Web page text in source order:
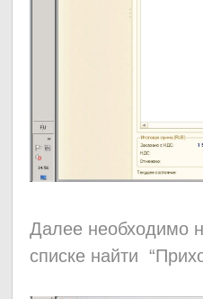
Далее необходимо
списке найти